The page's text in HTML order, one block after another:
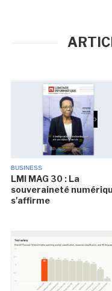
BUSINESS
LMI MAG 30 : La
souveraineté
s'affirme